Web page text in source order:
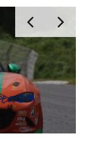
の②🏁